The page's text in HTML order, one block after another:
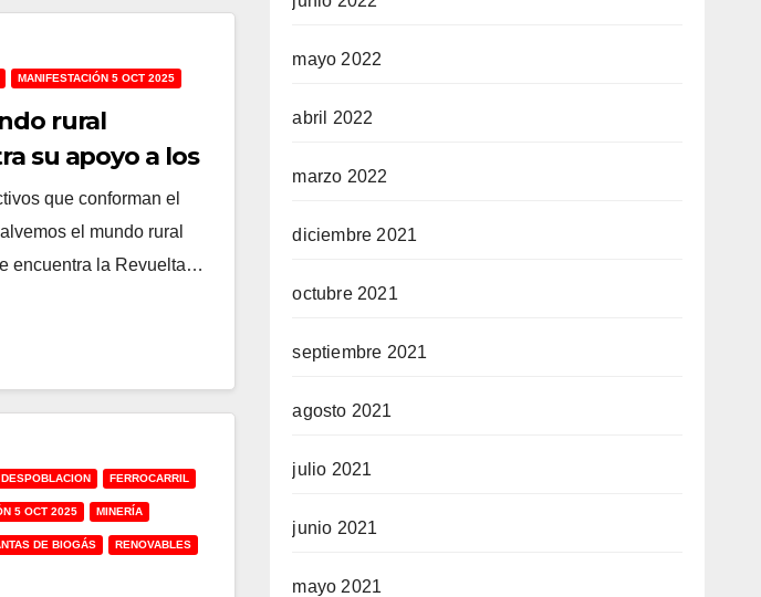
MANIFESTACIÓN 5 OCT 2025
rural
su apoyo a los
últimos
que conforman el
el mundo rural
encuentra la Revuelta…
DESPOBLACION FERROCARRIL
5 OCT 2025 MINERÍA
DE BIOGÁS RENOVABLES
mayo 2022
abril 2022
marzo 2022
diciembre 2021
octubre 2021
septiembre 2021
agosto 2021
julio 2021
junio 2021
mayo 2021